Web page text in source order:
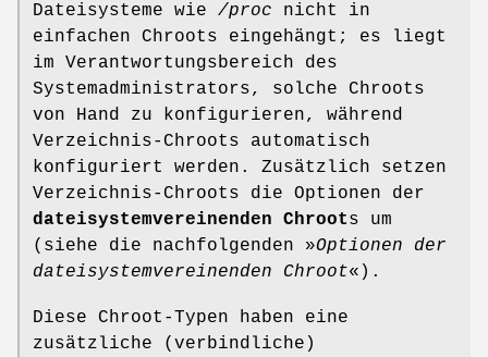
Dateisysteme wie /proc nicht in
einfachen Chroots eingehängt; es liegt
im Verantwortungsbereich des
Systemadministrators, solche Chroots
von Hand zu konfigurieren, während
Verzeichnis-Chroots automatisch
konfiguriert werden. Zusätzlich setzen
Verzeichnis-Chroots die Optionen der
dateisystemvereinenden Chroots um
(siehe die nachfolgenden »Optionen der
dateisystemvereinenden Chroot«).
Diese Chroot-Typen haben eine
zusätzliche (verbindliche)